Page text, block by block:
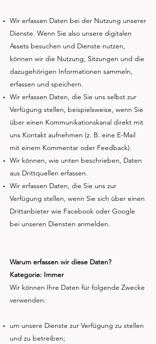
Wir erfassen Daten bei der Nutzung unserer
Dienste. Wenn Sie also unsere digitalen
Assets besuchen und Dienste nutzen,
können wir die Nutzung, Sitzungen und die
dazugehörigen Informationen sammeln,
erfassen und speichern.
Wir erfassen Daten, die Sie uns selbst zur
Verfügung stellen, beispielsweise, wenn Sie
über einen Kommunikationskanal direkt mit
uns Kontakt aufnehmen (z. B. eine E-Mail
mit einem Kommentar oder Feedback).
Wir können, wie unten beschrieben, Daten
aus Drittquellen erfassen.
Wir erfassen Daten, die Sie uns zur
Verfügung stellen, wenn Sie sich über einen
Drittanbieter wie Facebook oder Google
bei unseren Diensten anmelden.
Warum erfassen wir diese Daten?
Kategorie: Immer
Wir können Ihre Daten für folgende Zwecke
verwenden:
um unsere Dienste zur Verfügung zu stellen
und zu betreiben;